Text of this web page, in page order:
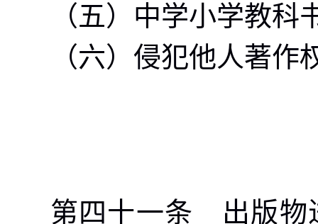
（五）中学小学教
（六）侵犯他人著作
第四十一条 出版物